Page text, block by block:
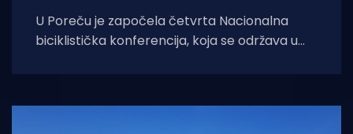
U Poreču je započela četvrta Nacionalna
biciklistička konferencija, koja se održava u
infrastrukture od 15.